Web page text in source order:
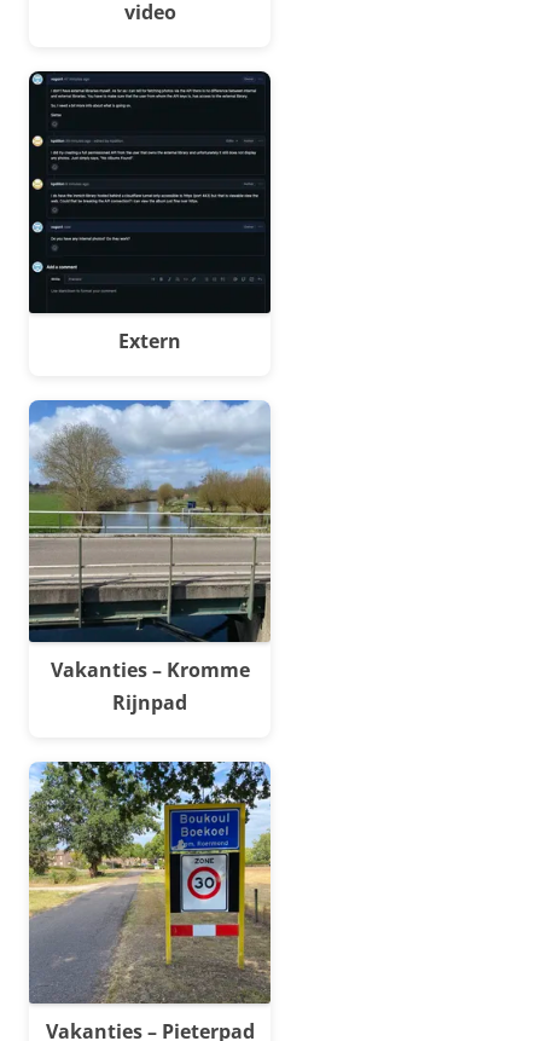
video
Extern
Vakanties – Kromme
Rijnpad
Vakanties – Pieterpad